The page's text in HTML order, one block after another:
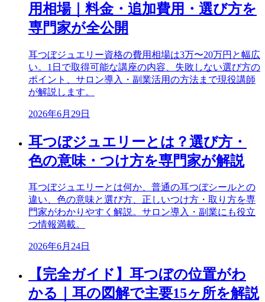
用相場｜料金・追加費用・選び方を
専門家が全公開
耳つぼジュエリー資格の費用相場は3万〜20万円と幅広
い。1日で取得可能な講座の内容、失敗しない選び方の
ポイント、サロン導入・副業活用の方法まで現役講師
が解説します。
2026年6月29日
耳つぼジュエリーとは？選び方・
色の意味・つけ方を専門家が解説
耳つぼジュエリーとは何か、普通の耳つぼシールとの
違い、色の意味と選び方、正しいつけ方・取り方を専
門家がわかりやすく解説。サロン導入・副業にも役立
つ情報満載。
2026年6月24日
【完全ガイド】耳つぼの位置がわ
かる｜耳の図解で主要15ヶ所を解説